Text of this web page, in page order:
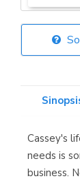
Cassey's
needs is
business.